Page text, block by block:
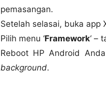
pemasangan.
Setelah selasai, buka app
Pilih menu ‘Framework‘ –
Reboot HP Android
background.